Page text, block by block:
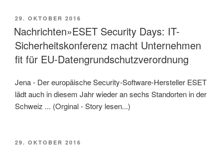
VERÖFFENTLICHT
AM
29. OKTOBER 2016
Nachrichten»ESET Security Days: IT-
Sicherheitskonferenz macht Unternehmen
fit für EU-Datengrundschutzverordnung
Jena - Der europäische Security-Software-Hersteller ESET
lädt auch in diesem Jahr wieder an sechs Standorten in der
Schweiz ... (Orginal - Story lesen...)
VERÖFFENTLICHT
29. OKTOBER 2016